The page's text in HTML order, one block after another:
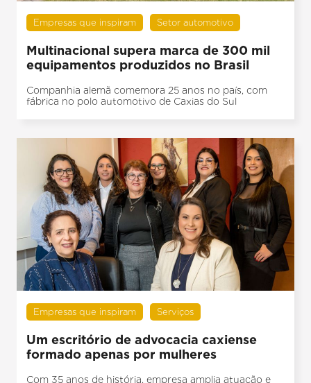
Empresas que inspiram Setor automotivo
Multinacional supera marca de 300 mil
equipamentos produzidos no Brasil
Companhia alemã comemora 25 anos no país, com
fábrica no polo automotivo de Caxias do Sul
Empresas que inspiram Serviços
Um escritório de advocacia caxiense
formado apenas por mulheres
Com 35 anos de história, empresa amplia atuação e